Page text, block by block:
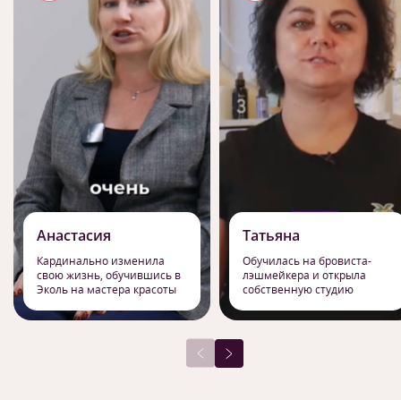
Анастасия
Кардинально изменила
свою жизнь, обучившись в
Эколь на мастера красоты
Татьяна
Обучилась на бровиста-
лэшмейкера и открыла
собственную студию